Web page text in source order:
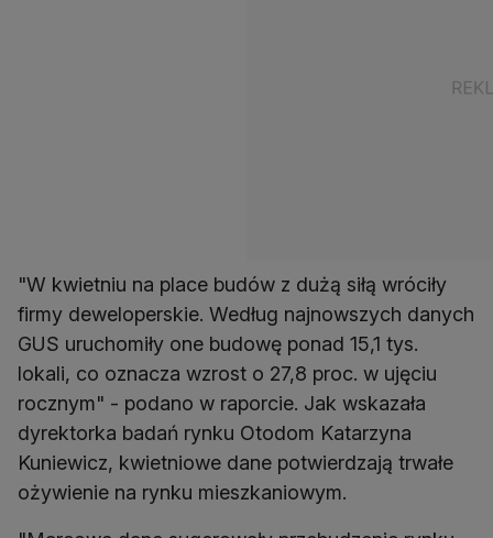
"W kwietniu na place budów z dużą siłą wróciły
firmy deweloperskie. Według najnowszych danych
GUS uruchomiły one budowę ponad 15,1 tys.
lokali, co oznacza wzrost o 27,8 proc. w ujęciu
rocznym" - podano w raporcie. Jak wskazała
dyrektorka badań rynku Otodom Katarzyna
Kuniewicz, kwietniowe dane potwierdzają trwałe
ożywienie na rynku mieszkaniowym.